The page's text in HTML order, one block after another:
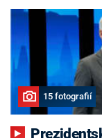
15 fotografií